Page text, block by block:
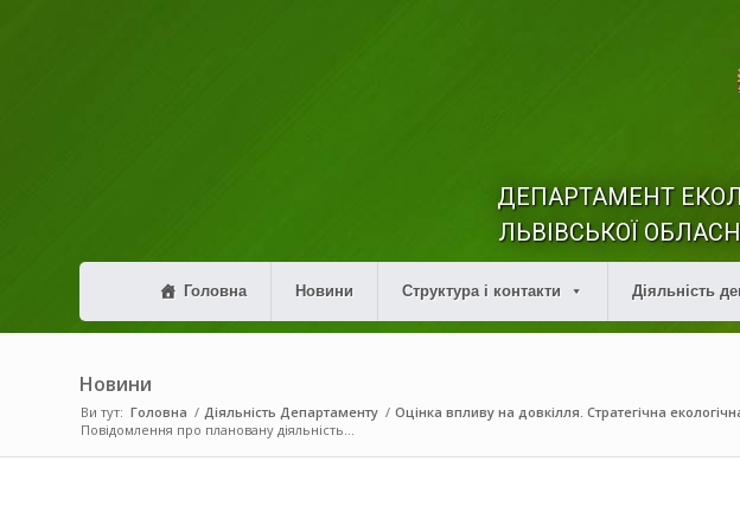
ДЕПАРТАМЕНТ
ЛЬВІВСЬКОЇ
Головна Новини Структура і контакти Діяльність
Новини
Ви тут: Головна / Діяльність Департаменту / Оцінка впливу на довкілля. Стратегічна
Повідомлення про плановану діяльність...